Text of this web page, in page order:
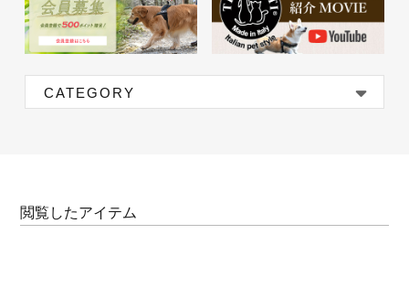
CATEGORY
閲覧したアイテム